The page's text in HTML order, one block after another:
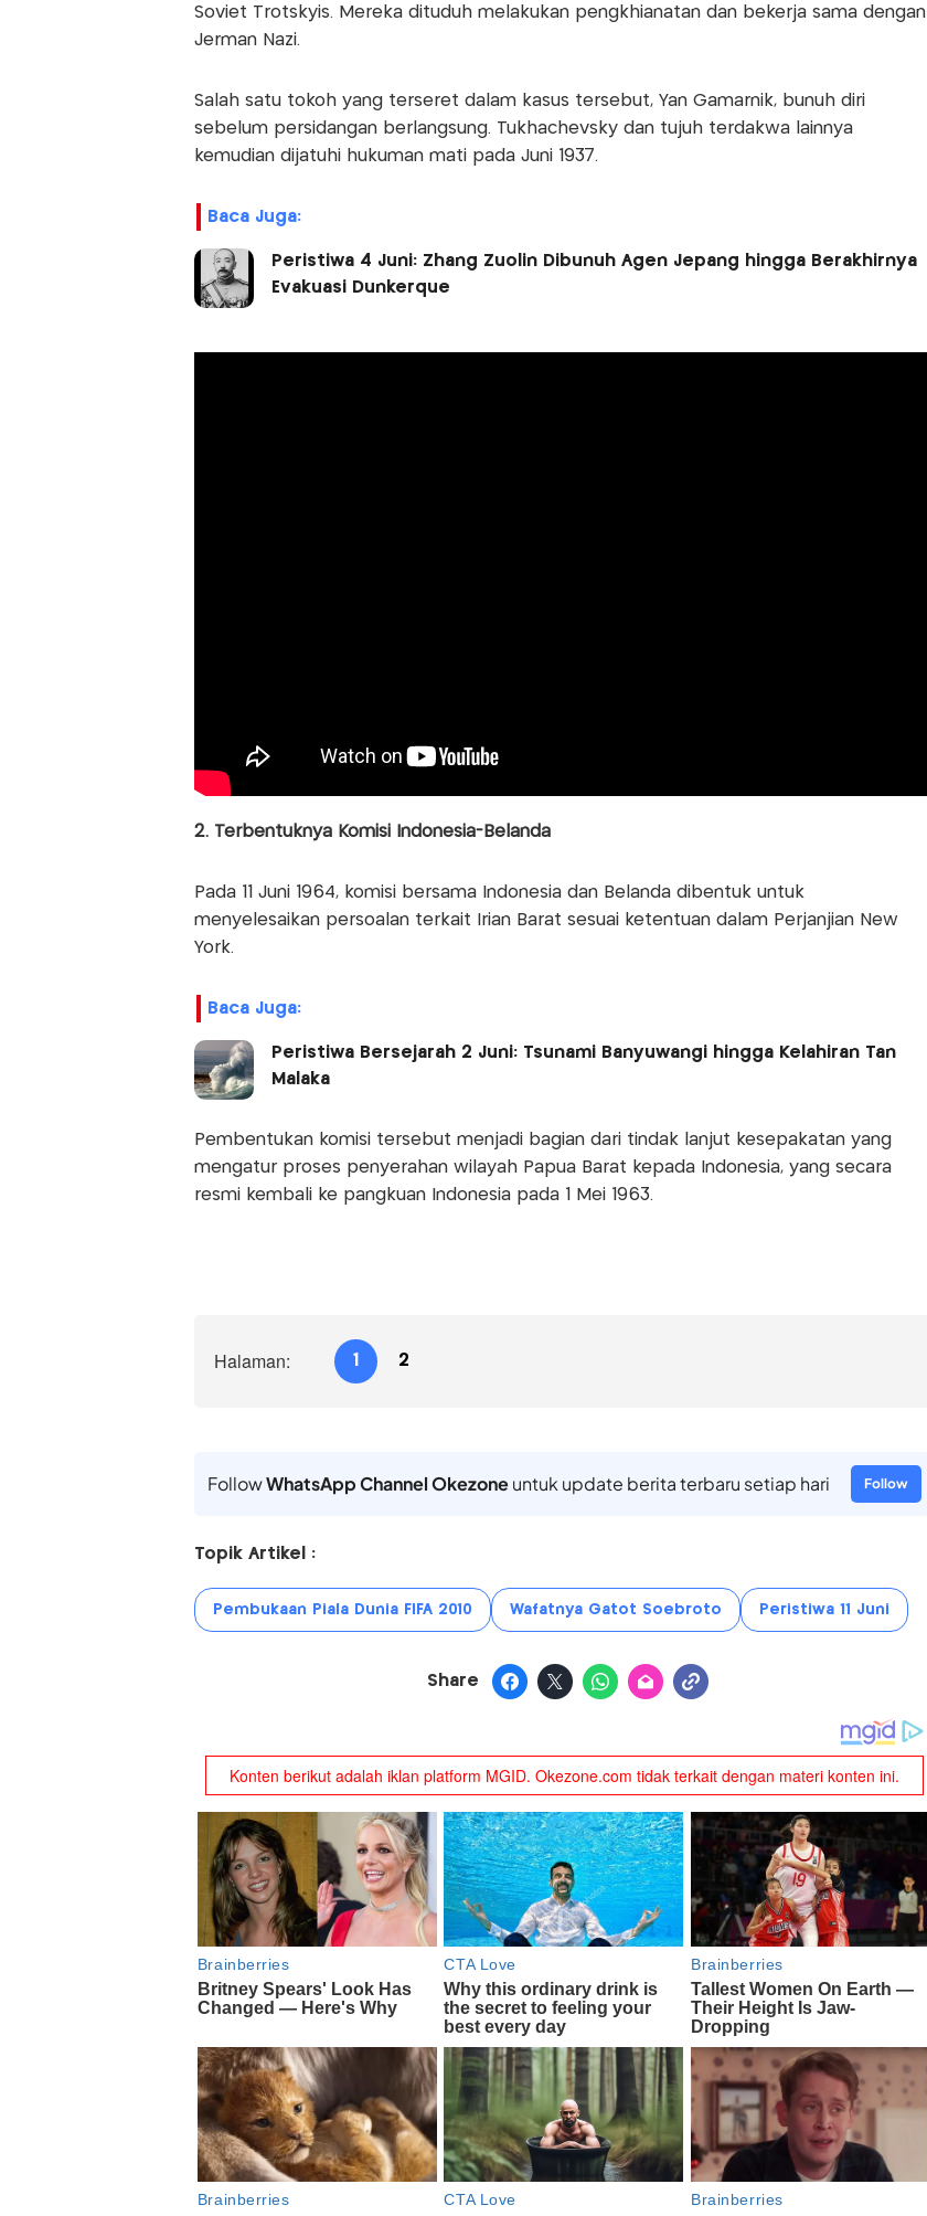
Soviet Trotskyis. Mereka dituduh melakukan pengkhianatan dan bekerja sama dengan
Jerman Nazi.
Salah satu tokoh yang terseret dalam kasus tersebut, Yan Gamarnik, bunuh diri
sebelum persidangan berlangsung. Tukhachevsky dan tujuh terdakwa lainnya
kemudian dijatuhi hukuman mati pada Juni 1937.
Baca Juga:
Peristiwa 4 Juni: Zhang Zuolin Dibunuh Agen Jepang hingga Berakhirnya
Evakuasi Dunkerque
2. Terbentuknya Komisi Indonesia-Belanda
Pada 11 Juni 1964, komisi bersama Indonesia dan Belanda dibentuk untuk
menyelesaikan persoalan terkait Irian Barat sesuai ketentuan dalam Perjanjian New
York.
Baca Juga:
Peristiwa Bersejarah 2 Juni: Tsunami Banyuwangi hingga Kelahiran Tan
Malaka
Pembentukan komisi tersebut menjadi bagian dari tindak lanjut kesepakatan yang
mengatur proses penyerahan wilayah Papua Barat kepada Indonesia, yang secara
resmi kembali ke pangkuan Indonesia pada 1 Mei 1963.
Halaman: 1 2
FollowWhatsApp Channel Okezoneuntuk update berita terbaru setiap hari Follow
Topik Artikel :
Pembukaan Piala Dunia FIFA 2010 Wafatnya Gatot Soebroto Peristiwa 11 Juni
Share